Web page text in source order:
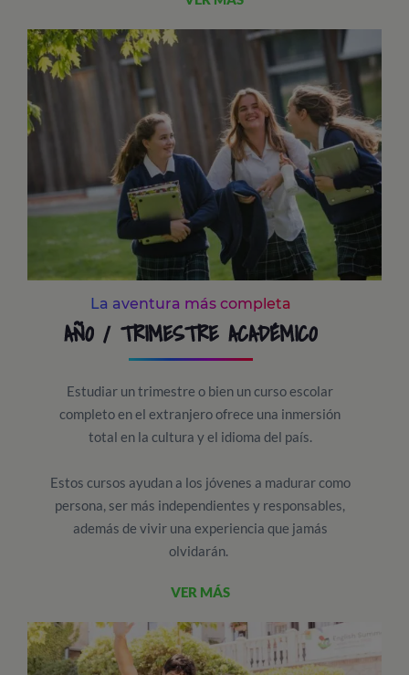
La aventura más completa
AÑO / TRIMESTRE ACADÉMICO
Estudiar un trimestre o bien un curso escolar
completo en el extranjero ofrece una inmersión
total en la cultura y el idioma del país.
Estos cursos ayudan a los jóvenes a madurar como
persona, ser más independientes y responsables,
además de vivir una experiencia que jamás
olvidarán.
VER MÁS